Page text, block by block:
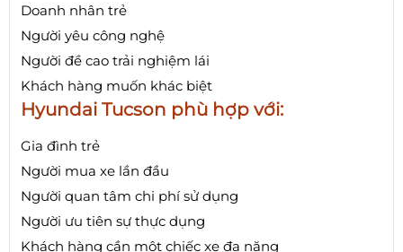
Doanh nhân trẻ
Người yêu công nghệ
Người đề cao trải nghiệm lái
Khách hàng muốn khác biệt
Hyundai Tucson phù hợp với:
Gia đình trẻ
Người mua xe lần đầu
Người quan tâm chi phí sử dụng
Người ưu tiên sự thực dụng
Khách hàng cần một chiếc xe đa năng